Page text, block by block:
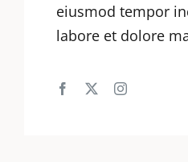
eiusmod tempor
labore et dolore